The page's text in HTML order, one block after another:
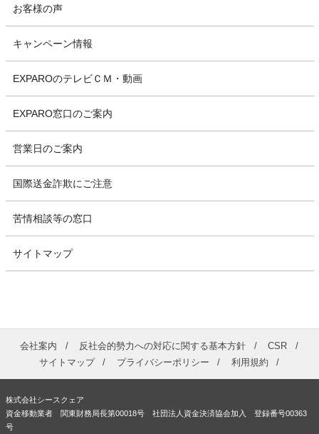
お客様の声
キャンペーン情報
EXPAROのテレビＣＭ・動画
EXPARO窓口のご案内
営業日のご案内
国際送金詐欺にご注意
苦情相談等の窓口
サイトマップ
会社案内 反社会的勢力への対応に関する基本方針
CSR
サイトマップ
プライバシーポリシー 利用規約
株式会社シースクェア
資金移動業者 関東財務局長第00018号 社団法人資金決済協会加入 登録番号00363
号